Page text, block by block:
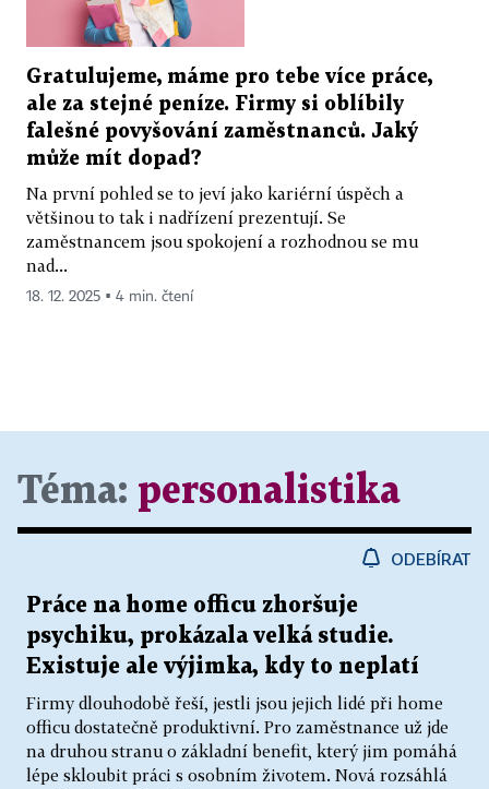
Gratulujeme, máme pro tebe více práce,
ale za stejné peníze. Firmy si oblíbily
falešné povyšování zaměstnanců. Jaký
může mít dopad?
Na první pohled se to jeví jako kariérní úspěch a
většinou to tak i nadřízení prezentují. Se
zaměstnancem jsou spokojení a rozhodnou se mu
nad...
18. 12. 2025 ▪ 4 min. čtení
Téma: personalistika
ODEBÍRAT
Práce na home officu zhoršuje
psychiku, prokázala velká studie.
Existuje ale výjimka, kdy to neplatí
Firmy dlouhodobě řeší, jestli jsou jejich lidé při home
officu dostatečně produktivní. Pro zaměstnance už jde
na druhou stranu o základní benefit, který jim pomáhá
lépe skloubit práci s osobním životem. Nová rozsáhlá